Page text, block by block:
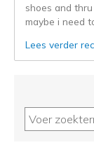
kunt
de
status
van
deze
shoes and
maybe i need
Lees verder